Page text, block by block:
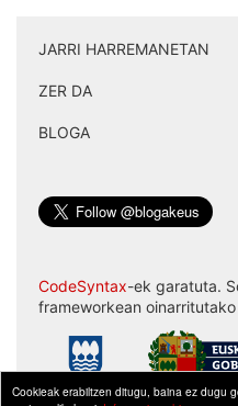
Cookieak erabiltzen ditugu, baina ez dugu
JARRI HARREMANETAN
ZER DA
BLOGA
CodeSyntax-ek garatuta.
frameworkean oinarritutako